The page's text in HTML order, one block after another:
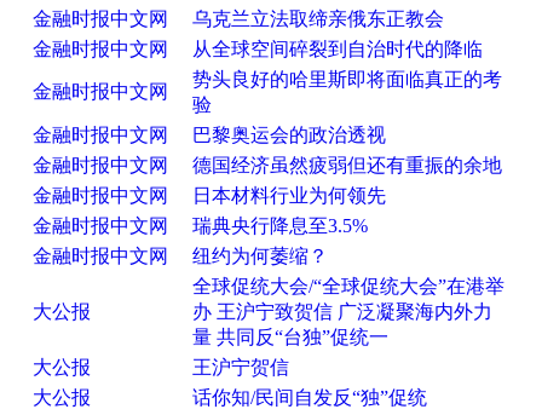
金融时报中文网
乌克兰立法取缔亲俄东正教会
金融时报中文网
从全球空间碎裂到自治时代的降临
金融时报中文网
势头良好的哈里斯即将面临真正的考
验
金融时报中文网
巴黎奥运会的政治透视
金融时报中文网
德国经济虽然疲弱但还有重振的余地
金融时报中文网
日本材料行业为何领先
金融时报中文网
瑞典央行降息至3.5%
金融时报中文网
纽约为何萎缩？
大公报
全球促统大会/“全球促统大会”在港举
办 王沪宁致贺信 广泛凝聚海内外力
量 共同反“台独”促统一
大公报
王沪宁贺信
大公报
话你知/民间自发反“独”促统